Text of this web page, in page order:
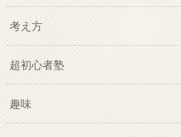
考え方
超初心者塾
趣味